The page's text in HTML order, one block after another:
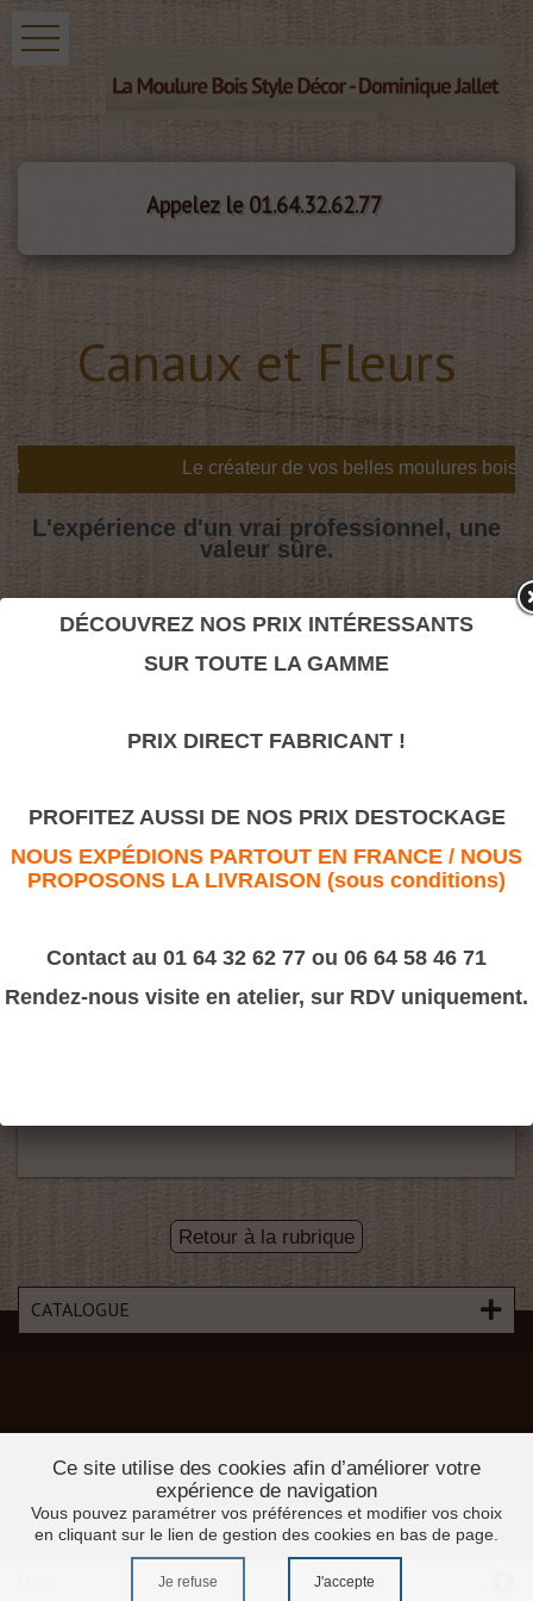
Appelez le 01.64.32.62.77
Canaux et Fleurs
L'expérience d'un vrai professionnel, une
valeur sûre.
Canaux et Fleurs
Moulures sculptées
Canaux et Fleurs
Retour à la rubrique
CATALOGUE
Ce site utilise des cookies afin d’améliorer votre
expérience de navigation
Vous pouvez paramétrer vos préférences et modifier vos choix
en cliquant sur le lien de gestion des cookies en bas de page.
Je refuse J'accepte
DÉCOUVREZ NOS PRIX INTÉRESSANTS
SUR TOUTE LA GAMME
PRIX DIRECT FABRICANT !
PROFITEZ AUSSI DE NOS PRIX DESTOCKAGE
NOUS EXPÉDIONS PARTOUT EN FRANCE / NOUS
PROPOSONS LA LIVRAISON (sous conditions)
Contact au 01 64 32 62 77 ou 06 64 58 46 71
Rendez-nous visite en atelier, sur RDV uniquement.